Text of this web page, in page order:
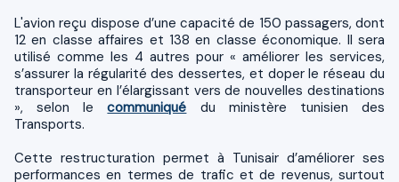
L'avion reçu dispose d’une capacité de 150 passagers, dont
12 en classe affaires et 138 en classe économique. Il sera
utilisé comme les 4 autres pour « améliorer les services,
s’assurer la régularité des dessertes, et doper le réseau du
transporteur en l’élargissant vers de nouvelles destinations
», selon lecommuniqué du ministère tunisien des
Transports.
Cette restructuration permet à Tunisair d’améliorer ses
performances en termes de trafic et de revenus, surtout